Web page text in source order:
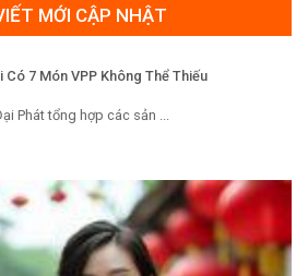
MỚI CẬP NHẬT
7 Món VPP Không Thể Thiếu
Phát tổng hợp các sản ...